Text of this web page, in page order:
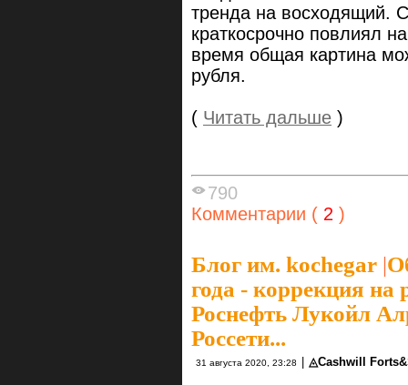
тренда на восходящий.
краткосрочно повлиял
время общая картина
рубля.
( Читать дальше )
790
Комментарии ( 2 )
Блог им. kochegar |
года - коррекция
Роснефть Лукойл
Россети...
31 августа 2020, 23:28 | ◬Cashwill